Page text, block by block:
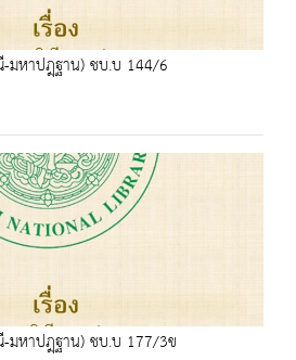
มหาปฎฺฐาน) ชบ.บ 144/6
มหาปฎฺฐาน) ชบ.บ 177/3ข